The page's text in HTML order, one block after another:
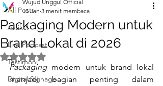
All Posts
Artikel
Live Podcast
Testimoni
Digital Signage
Packaging Modern untuk
Brand Lokal di 2026
Wujud Unggul Official
13 Jan 3 menit membaca
Dinilai NaN dari 5 bintang.
Packaging modern untuk brand lokal
menjadi bagian penting dalam